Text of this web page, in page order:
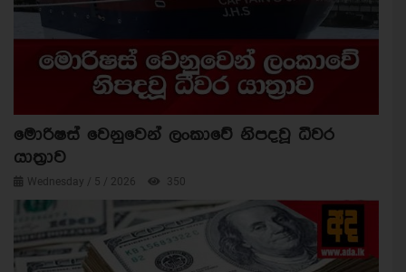
මොරිෂස් වෙනුවෙන් ලංකාවේ නිපදවූ ධීවර
යාත්‍රාව
Wednesday / 5 / 2026 350